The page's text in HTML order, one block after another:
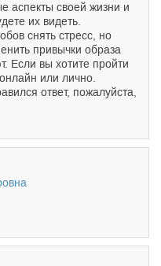
аспекты своей жизни и
их видеть.
снять стресс, но
привычки образа
Если вы хотите пройти
или лично.
ответ, пожалуйста,